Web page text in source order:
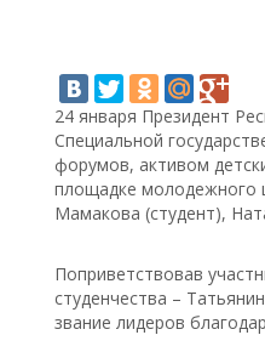
24 января Президент
Специальной
форумов, активом
площадке молодежного
Мамакова (студент),
Поприветствовав
студенчества –
звание лидеров